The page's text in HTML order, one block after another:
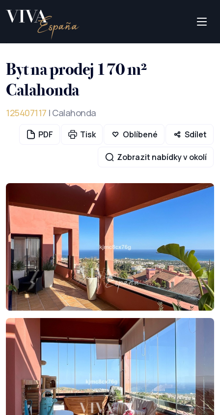
Byt na prodej 170 m²
Calahonda
125407117 | Calahonda
PDF Tisk Oblíbené Sdílet
Zobrazit nabídky v okolí